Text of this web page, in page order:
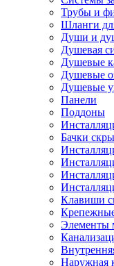
Трубы и
Шланги
Души и
Душевая
Душевые
Душевые
Душевые
Панели
Поддоны
Бачки
Клавиши
Элементы
Наружная